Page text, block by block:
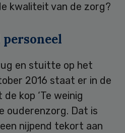
kwaliteit van de zorg?
personeel
en stuitte op het
2016 staat er in de
kop ‘Te weinig
ouderenzorg. Dat is
een nijpend tekort aan